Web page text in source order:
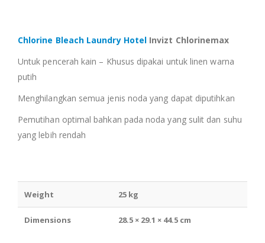
Chlorine Bleach Laundry Hotel Invizt Chlorinemax
Untuk pencerah kain – Khusus dipakai untuk linen warna
putih
Menghilangkan semua jenis noda yang dapat diputihkan
Pemutihan optimal bahkan pada noda yang sulit dan suhu
yang lebih rendah
Weight 25 kg
Dimensions 28.5 × 29.1 × 44.5 cm